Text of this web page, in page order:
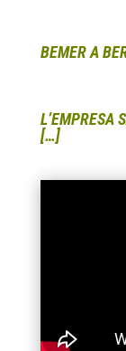
BEMER A
L’EMPRESA
[…]